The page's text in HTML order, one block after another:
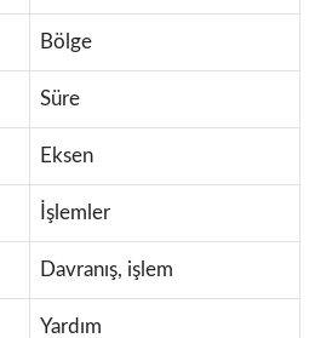
Bölge
Süre
Eksen
İşlemler
Davranış, işlem
Yardım